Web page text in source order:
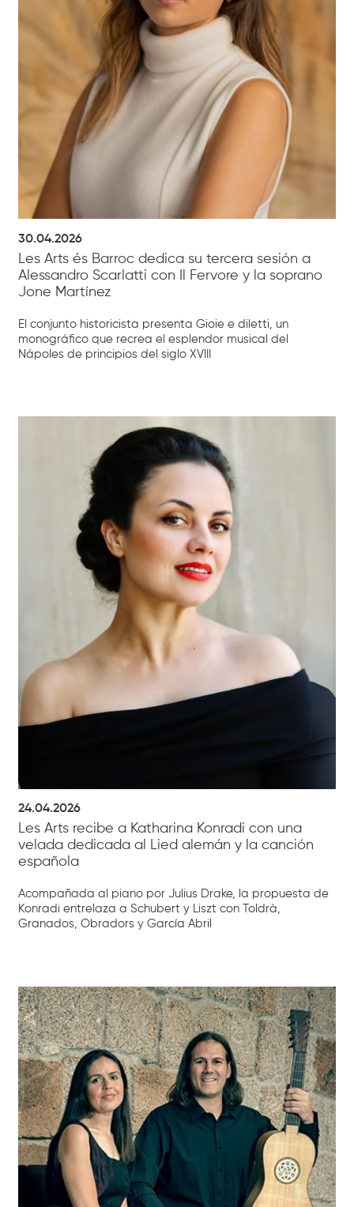
30.04.2026
Les Arts és Barroc dedica su tercera sesión a
Alessandro Scarlatti con Il Fervore y la soprano
Jone Martínez
El conjunto historicista presenta Gioie e diletti, un
monográfico que recrea el esplendor musical del
Nápoles de principios del siglo XVIII
24.04.2026
Les Arts recibe a Katharina Konradi con una
velada dedicada al Lied alemán y la canción
española
Acompañada al piano por Julius Drake, la propuesta de
Konradi entrelaza a Schubert y Liszt con Toldrà,
Granados, Obradors y García Abril